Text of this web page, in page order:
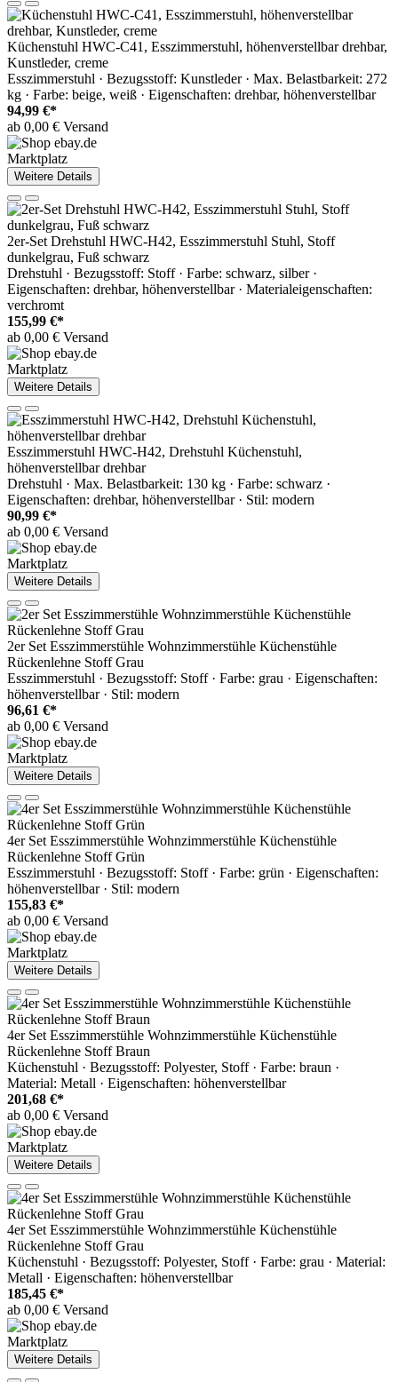
Küchenstuhl HWC-C41, Esszimmerstuhl, höhenverstellbar drehbar,
Kunstleder, creme
Esszimmerstuhl · Bezugsstoff: Kunstleder · Max. Belastbarkeit: 272
kg · Farbe: beige, weiß · Eigenschaften: drehbar, höhenverstellbar
94,99 €*
ab 0,00 € Versand
Marktplatz
Weitere Details
2er-Set Drehstuhl HWC-H42, Esszimmerstuhl Stuhl, Stoff
dunkelgrau, Fuß schwarz
Drehstuhl · Bezugsstoff: Stoff · Farbe: schwarz, silber ·
Eigenschaften: drehbar, höhenverstellbar · Materialeigenschaften:
verchromt
155,99 €*
ab 0,00 € Versand
Marktplatz
Weitere Details
Esszimmerstuhl HWC-H42, Drehstuhl Küchenstuhl,
höhenverstellbar drehbar
Drehstuhl · Max. Belastbarkeit: 130 kg · Farbe: schwarz ·
Eigenschaften: drehbar, höhenverstellbar · Stil: modern
90,99 €*
ab 0,00 € Versand
Marktplatz
Weitere Details
2er Set Esszimmerstühle Wohnzimmerstühle Küchenstühle
Rückenlehne Stoff Grau
Esszimmerstuhl · Bezugsstoff: Stoff · Farbe: grau · Eigenschaften:
höhenverstellbar · Stil: modern
96,61 €*
ab 0,00 € Versand
Marktplatz
Weitere Details
4er Set Esszimmerstühle Wohnzimmerstühle Küchenstühle
Rückenlehne Stoff Grün
Esszimmerstuhl · Bezugsstoff: Stoff · Farbe: grün · Eigenschaften:
höhenverstellbar · Stil: modern
155,83 €*
ab 0,00 € Versand
Marktplatz
Weitere Details
4er Set Esszimmerstühle Wohnzimmerstühle Küchenstühle
Rückenlehne Stoff Braun
Küchenstuhl · Bezugsstoff: Polyester, Stoff · Farbe: braun ·
Material: Metall · Eigenschaften: höhenverstellbar
201,68 €*
ab 0,00 € Versand
Marktplatz
Weitere Details
4er Set Esszimmerstühle Wohnzimmerstühle Küchenstühle
Rückenlehne Stoff Grau
Küchenstuhl · Bezugsstoff: Polyester, Stoff · Farbe: grau · Material:
Metall · Eigenschaften: höhenverstellbar
185,45 €*
ab 0,00 € Versand
Marktplatz
Weitere Details